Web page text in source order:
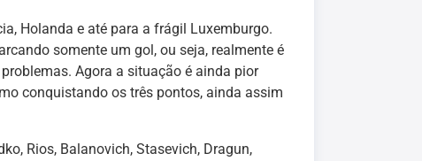
Holanda e até para a frágil Luxemburgo.
somente um gol, ou seja, realmente é
Agora a situação é ainda pior
conquistando os três pontos, ainda assim
Rios, Balanovich, Stasevich, Dragun,